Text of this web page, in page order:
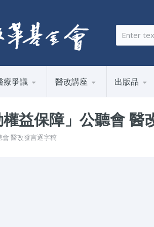
搜尋表
搜尋
療爭議 醫改講座 出版品
益保障」公聽會 醫
醫改發言逐字稿